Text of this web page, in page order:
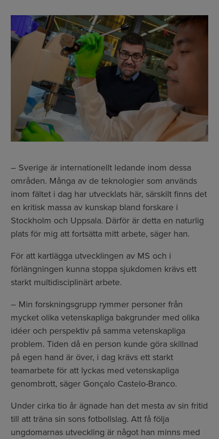
– Sverige är internationellt ledande inom dessa
områden. Många av de teknologier som används
inom fältet i dag har utvecklats här, särskilt finns det
en kritisk massa av kunskap bland forskare i
Stockholm och Uppsala. Därför är detta en naturlig
plats för mig att fortsätta mitt arbete, säger han.
För att kartlägga utvecklingen av MS och i
förlängningen kunna stoppa sjukdomen krävs ett
starkt multidisciplinärt arbete.
– Min forskningsgrupp rymmer personer från
mycket olika vetenskapliga bakgrunder med olika
idéer och perspektiv på samma vetenskapliga
problem. Tiden då en person kunde göra skillnad
på egen hand är över, i dag krävs ett starkt
teamarbete för att lyckas med vetenskapliga
genombrott, säger Gonçalo Castelo-Branco.
Under cirka tio år ägnade han det mesta av sin fritid
till att träna sin sons fotbollslag. Att få följa
ungdomarnas utveckling är något han minns med